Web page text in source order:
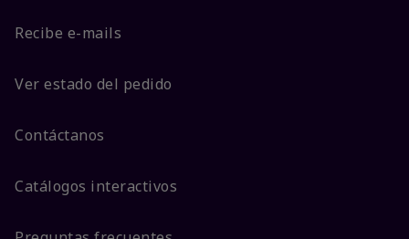
Recibe e-mails
Ver estado del pedido
Contáctanos
Catálogos interactivos